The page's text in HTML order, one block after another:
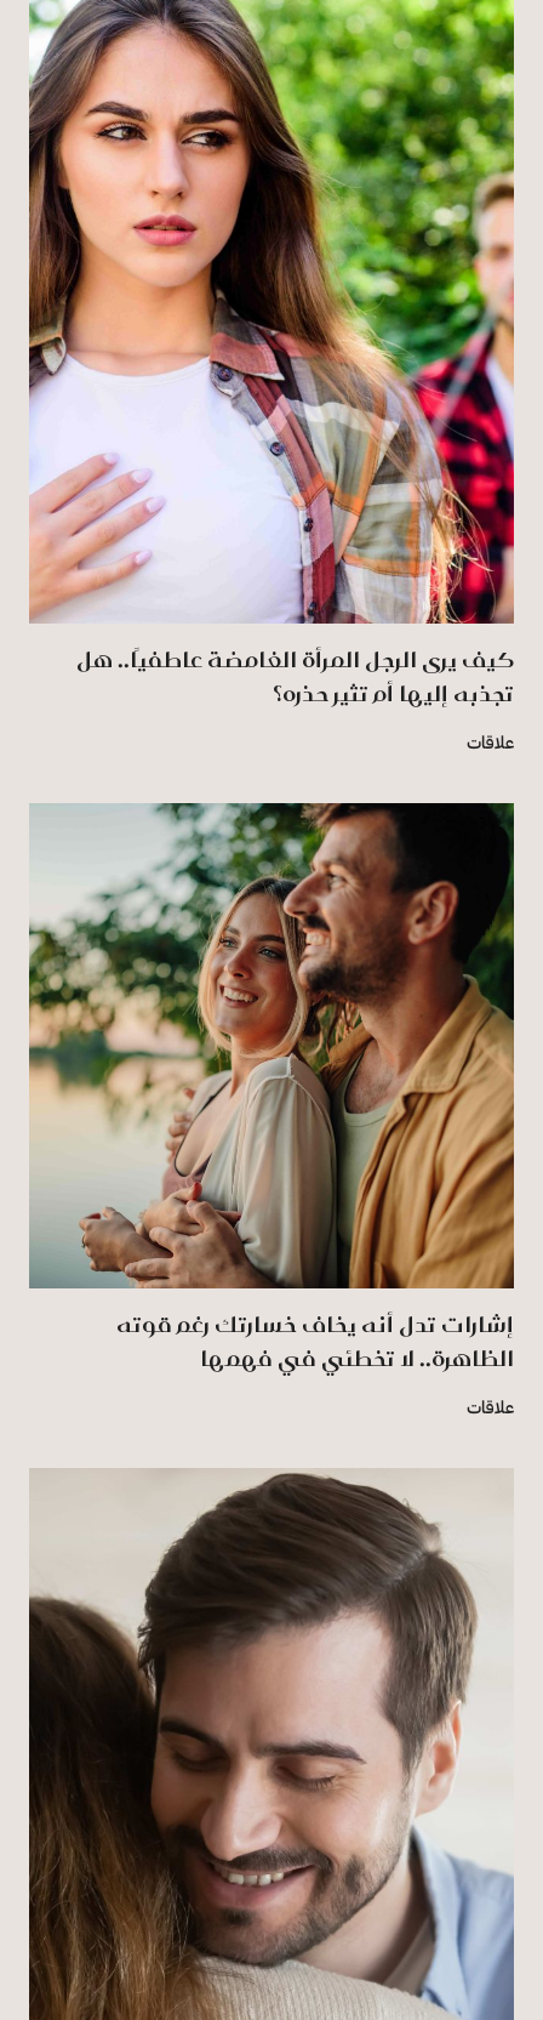
كيف يرى الرجل المرأة الغامضة عاطفيًا.. هل
تجذبه إليها أم تثير حذره؟
علاقات
إشارات تدل أنه يخاف خسارتك رغم قوته
الظاهرة.. لا تخطئي في فهمها
علاقات